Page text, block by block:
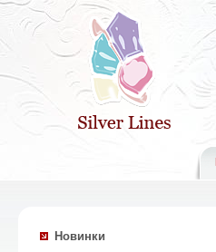
Новинки